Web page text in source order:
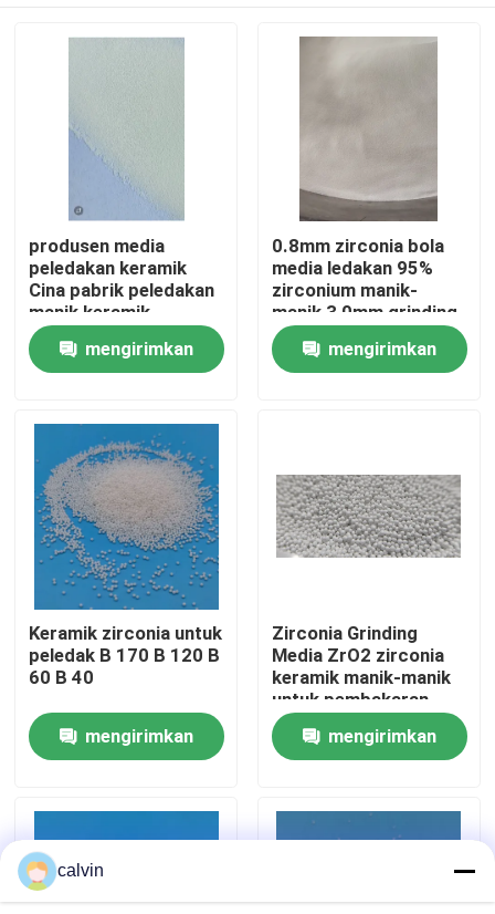
Rumah
Produk
Wisata pabrik
Kontrol kualitas
Hubungi kami
Media Peledakan Keramik
Abrasif Peledakan Keramik
produsen media
peledakan keramik
Cina pabrik peledakan
manik keramik
mengirimkan
0.8mm zirconia bola
media ledakan 95%
zirconium manik-
manik 3,0mm grinding
mengirimkan
Keramik zirconia untuk
peledak B 170 B 120 B
60 B 40
mengirimkan
Zirconia Grinding
Media ZrO2 zirconia
keramik manik-manik
untuk pembakaran
pasir pemasok
mengirimkan
calvin